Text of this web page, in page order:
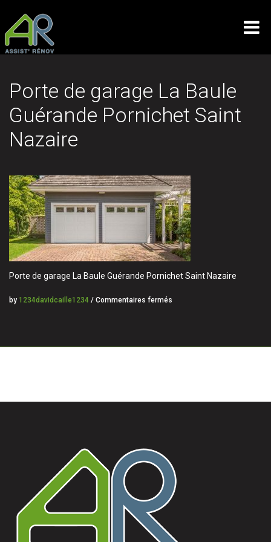
Porte de garage La Baule
Guérande Pornichet Saint
Nazaire
Porte de garage La Baule Guérande Pornichet Saint Nazaire
by 1234davidcaille1234 / Commentaires fermés